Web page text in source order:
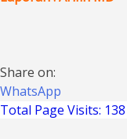
Share on:
WhatsApp
Total Page Visits: